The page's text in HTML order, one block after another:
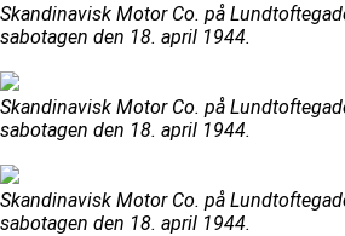
Skandinavisk Motor Co. på
sabotagen den 18. april 1944.
Skandinavisk Motor Co. på
sabotagen den 18. april 1944.
Skandinavisk Motor Co. på
sabotagen den 18. april 1944.